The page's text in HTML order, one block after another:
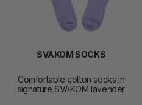
SVAKOM SOCKS
Comfortable cotton socks in
signature SVAKOM lavender